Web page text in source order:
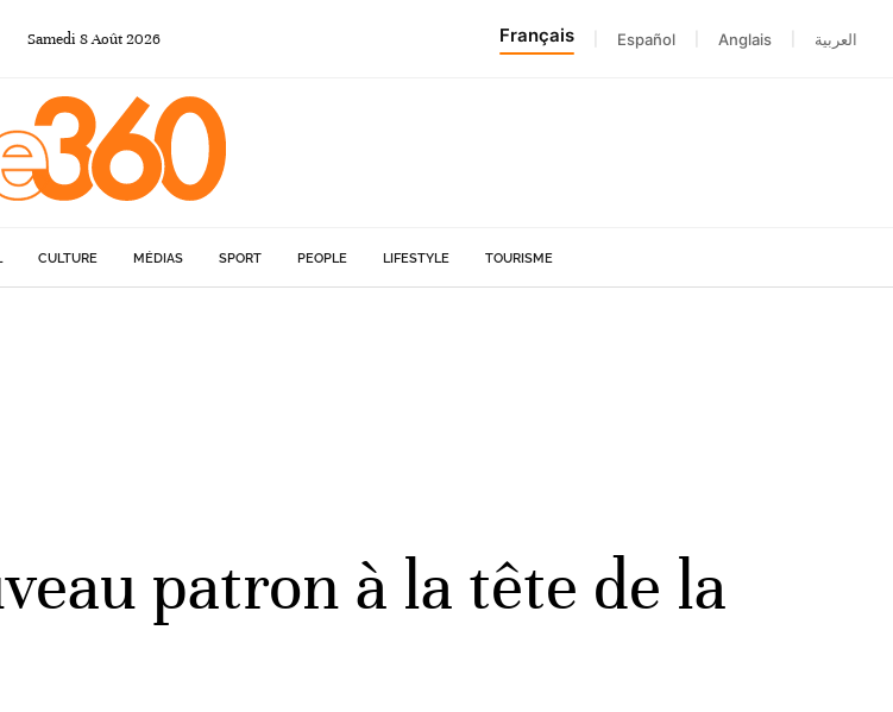
Samedi 8Août2026 Français Español Anglais العربية
CULTURE MÉDIAS SPORT PEOPLE LIFESTYLE TOURISME
patron à la tête de la